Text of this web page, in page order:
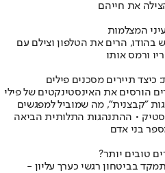
את חייהם
המצלמות
הרים את הטלפון וצילם עם
ורמס אותו
כיצד תיירים מסכנים פילים
הורסים את האינסטינקטים של פילי
"קבצנית", מה שמוביל למפגשים
• ההתנהגות התלותית הביאה
בני אדם
טובים יותר?
בביטחון רגשי כערך עליון -